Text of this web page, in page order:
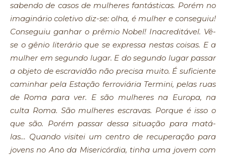
sabendo de casos de mulheres fantásticas. Porém no
imaginário coletivo diz-se: olha, é mulher e conseguiu!
Conseguiu ganhar o prêmio Nobel! Inacreditável. Vê-
se o gênio literário que se expressa nestas coisas. E a
mulher em segundo lugar. E do segundo lugar passar
a objeto de escravidão não precisa muito. É suficiente
caminhar pela Estação ferroviária Termini, pelas ruas
de Roma para ver. E são mulheres na Europa, na
culta Roma. São mulheres escravas. Porque é isso o
que são. Porém passar dessa situação para matá-
las… Quando visitei um centro de recuperação para
jovens no Ano da Misericórdia, tinha uma jovem com